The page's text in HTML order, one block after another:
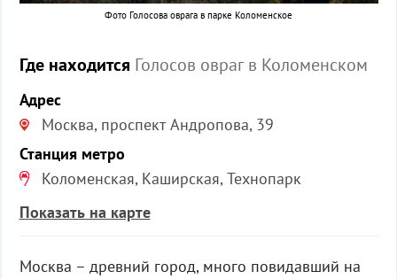
Фото Голосова оврага в парке Коломенское
Где находится Голосов овраг в Коломенском
Адрес
Москва, проспект Андропова, 39
Станция метро
Коломенская, Каширская, Технопарк
Показать на карте
Москва – древний город, много повидавший на